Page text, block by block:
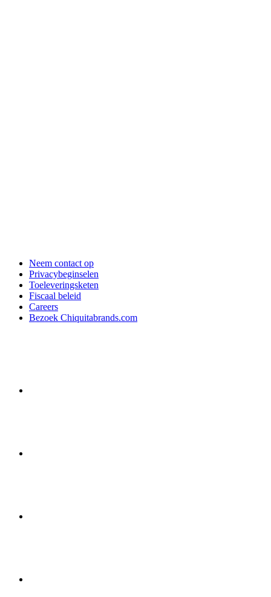
Neem contact op
Privacybeginselen
Toeleveringsketen
Fiscaal beleid
Careers
Bezoek Chiquitabrands.com